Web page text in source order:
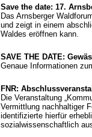
Save the date: 17.
Das Arnsberger
und zeigt in einem
Waldes eröffnen kann.
SAVE THE DATE:
Genaue Informationen
FNR:
Die Veranstaltung
Vermittlung nachhaltiger
identifizierte hierfür
sozialwissenschaftlich